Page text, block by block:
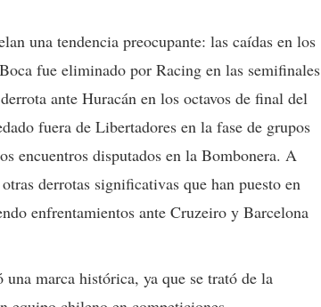
una tendencia preocupante: las caídas en los
fue eliminado por Racing en las semifinales
ante Huracán en los octavos de final del
fuera de Libertadores en la fase de grupos
encuentros disputados en la Bombonera. A
derrotas significativas que han puesto en
enfrentamientos ante Cruzeiro y Barcelona
marca histórica, ya que se trató de la